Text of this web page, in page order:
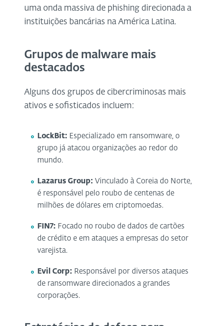
uma onda massiva de phishing direcionada a
instituições bancárias na América Latina.
Grupos de malware mais
destacados
Alguns dos grupos de cibercriminosas mais
ativos e sofisticados incluem:
LockBit: Especializado em ransomware, o
grupo já atacou organizações ao redor do
mundo.
LazarusGroup: Vinculado à Coreia do Norte,
é responsável pelo roubo de centenas de
milhões de dólares em criptomoedas.
FIN7: Focado no roubo de dados de cartões
de crédito e em ataques a empresas do setor
varejista.
Evil Corp: Responsável por diversos ataques
de ransomware direcionados a grandes
corporações.